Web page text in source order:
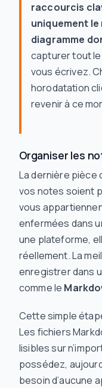
raccourcis
uniquement
diagramme
capturer tout le
vous écrivez.
horodatation
revenir à ce
Organiser les
La dernière pièce
vos notes soient
vous
enfermées dans
une plateforme,
réellement. La
enregistrer dans
comme le
Cette simple
Les fichiers
lisibles sur
possédez,
besoin d’aucune